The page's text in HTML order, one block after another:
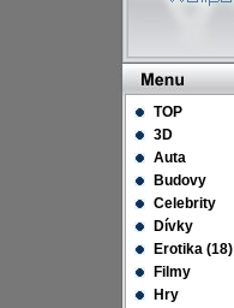
TOP
3D
Auta
Budovy
Celebrity
Dívky
Erotika (18)
Filmy
Hry